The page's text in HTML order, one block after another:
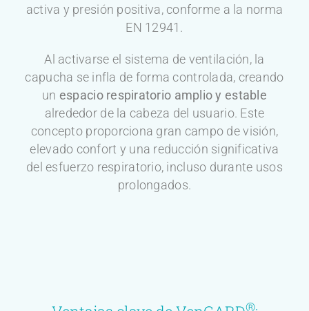
activa y presión positiva, conforme a la norma
EN 12941.
Al activarse el sistema de ventilación, la
capucha se infla de forma controlada, creando
un espacio respiratorio amplio y estable
alrededor de la cabeza del usuario. Este
concepto proporciona gran campo de visión,
elevado confort y una reducción significativa
del esfuerzo respiratorio, incluso durante usos
prolongados.
®